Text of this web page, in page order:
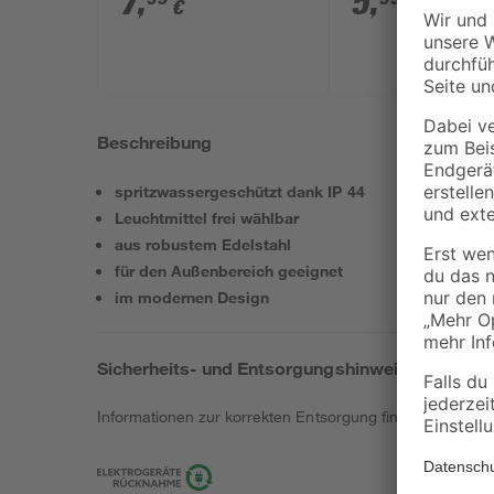
€
Beschreibung
spritzwassergeschützt dank IP 44
Leuchtmittel frei wählbar
aus robustem Edelstahl
für den Außenbereich geeignet
im modernen Design
Sicherheits- und Entsorgungshinweise
Informationen zur korrekten Entsorgung findest duhier.